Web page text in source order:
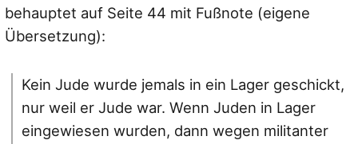
behauptet auf Seite 44 mit Fußnote (eigene
Übersetzung):
Kein Jude wurde jemals in ein Lager geschickt,
nur weil er Jude war. Wenn Juden in Lager
eingewiesen wurden, dann wegen militanter